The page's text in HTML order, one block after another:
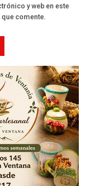
y web en este
comente.